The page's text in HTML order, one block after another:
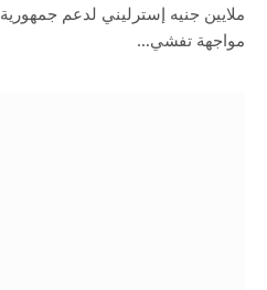
ملايين جنيه إسترليني لدعم
مواجهة تفشي…